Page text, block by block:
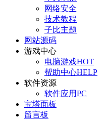
网络安全
技术教程
子比主题
网站源码
游戏中心
电脑游戏HOT
帮助中心HELP
软件资源
软件应用PC
宝塔面板
留言板